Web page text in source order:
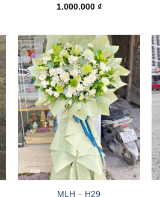
1.000.000 ₫
MLH – H29